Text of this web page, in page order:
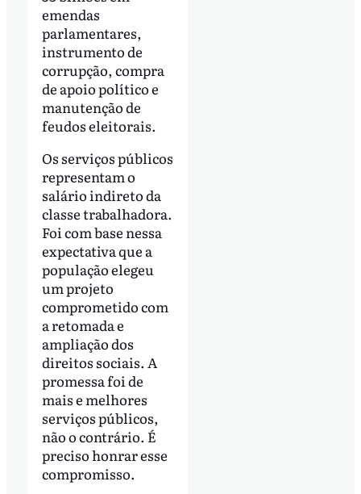
emendas
parlamentares,
instrumento de
corrupção, compra
de apoio político e
manutenção de
feudos eleitorais.
Os serviços públicos
representam o
salário indireto da
classe trabalhadora.
Foi com base nessa
expectativa que a
população elegeu
um projeto
comprometido com
a retomada e
ampliação dos
direitos sociais. A
promessa foi de
mais e melhores
serviços públicos,
não o contrário. É
preciso honrar esse
compromisso.